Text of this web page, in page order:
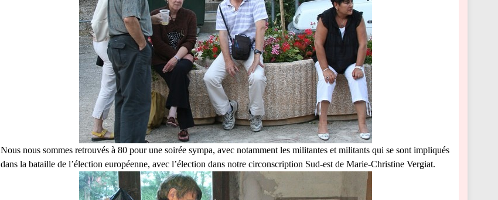
Nous nous sommes retrouvés à 80 pour une soirée sympa, avec notamment les militantes et militants qui se sont impliqués
dans la bataille de l’élection européenne, avec l’élection dans notre circonscription Sud-est de Marie-Christine Vergiat.